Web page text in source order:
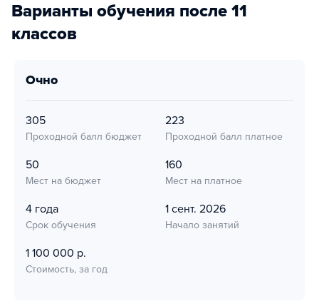
Варианты обучения после 11
классов
очно
305
Проходной балл бюджет
223
Проходной балл платное
50
Мест на бюджет
160
Мест на платное
4 года
Срок обучения
1 сент. 2026
Начало занятий
1 100 000 р.
Стоимость, за год